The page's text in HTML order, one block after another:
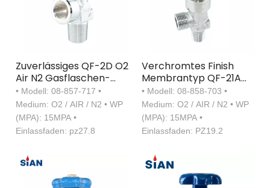
Zuverlässiges QF-2D O2
Air N2 Gasflaschen-
Nadelventil
Messingventil
• Modell: 08-857-717 •
Medium: O2 / AIR / N2 • WP
(MPA): 15MPA •
Einlassfaden: pz27.8
Verchromtes Finish
Membrantyp QF-21A
Industrielles
Sauerstoff-Luft-
Stickstoff-
Gasflaschenventil aus
Messing
• Modell: 08-858-703 •
Medium: O2 / AIR / N2 • WP
(MPA): 15MPA •
Einlassfaden: PZ19.2